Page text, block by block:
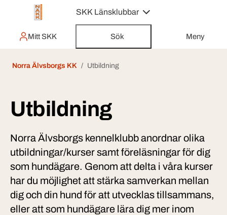
SKK Länsklubbar
Mitt SKK Sök Meny
Norra Älvsborgs KK Utbildning
Utbildning
Norra Älvsborgs kennelklubb anordnar olika
utbildningar/kurser samt föreläsningar för dig
som hundägare. Genom att delta i våra kurser
har du möjlighet att stärka samverkan mellan
dig och din hund för att utvecklas tillsammans,
eller att som hundägare lära dig mer inom